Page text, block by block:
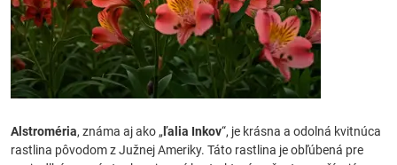
Alstroméria, známa aj ako „ľalia Inkov“, je krásna a odolná kvitnúca
rastlina pôvodom z Južnej Ameriky. Táto rastlina je obľúbená pre